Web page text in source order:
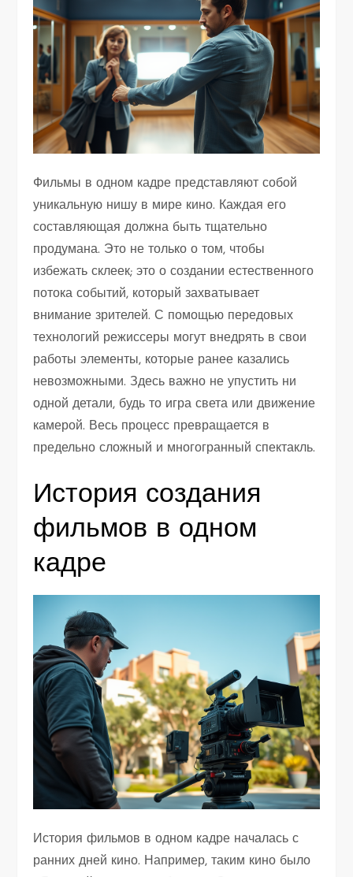
Фильмы в одном кадре представляют собой
уникальную нишу в мире кино. Каждая его
составляющая должна быть тщательно
продумана. Это не только о том, чтобы
избежать склеек; это о создании естественного
потока событий, который захватывает
внимание зрителей. С помощью передовых
технологий режиссеры могут внедрять в свои
работы элементы, которые ранее казались
невозможными. Здесь важно не упустить ни
одной детали, будь то игра света или движение
камерой. Весь процесс превращается в
предельно сложный и многогранный спектакль.
История создания
фильмов в одном
кадре
История фильмов в одном кадре началась с
ранних дней кино. Например, таким кино было